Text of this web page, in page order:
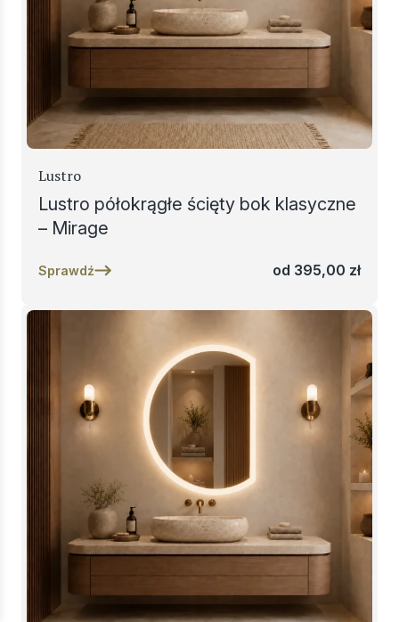
Lustro
Lustro półokrągłe ścięty bok klasyczne
– Mirage
Sprawdź od 395,00 zł